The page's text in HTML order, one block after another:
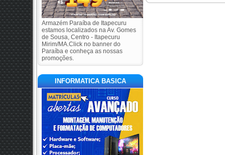
Armazém Paraíba de Itapecuru
estamos localizados na Av. Gomes
de Sousa, Centro - Itapecuru
Mirim/MA.Click no banner do
Paraíba e conheça as nossas
promoções.
INFORMATICA BASICA